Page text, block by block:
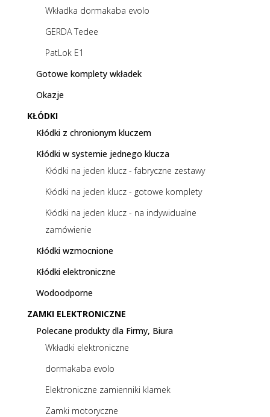
Wkładka dormakaba evolo
GERDA Tedee
PatLok E1
Gotowe komplety wkładek
Okazje
KŁÓDKI
Kłódki z chronionym kluczem
Kłódki w systemie jednego klucza
Kłódki na jeden klucz - fabryczne zestawy
Kłódki na jeden klucz - gotowe komplety
Kłódki na jeden klucz - na indywidualne
zamówienie
Kłódki wzmocnione
Kłódki elektroniczne
Wodoodporne
ZAMKI ELEKTRONICZNE
Polecane produkty dla Firmy, Biura
Wkładki elektroniczne
dormakaba evolo
Elektroniczne zamienniki klamek
Zamki motoryczne